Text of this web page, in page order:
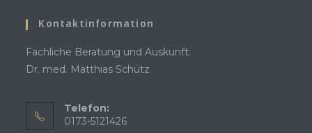
Kontaktinformation
Fachliche Beratung und Auskunft:
Dr. med. Matthias Schütz
Telefon:
0173-5121426